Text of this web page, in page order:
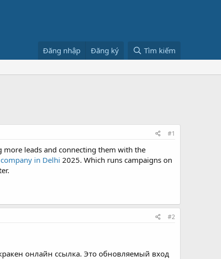
Đăng nhập Đăng ký Tìm kiếm
#1
leads and connecting them with the
in Delhi 2025. Which runs campaigns on
#2
онлайн ссылка. Это обновляемый вход